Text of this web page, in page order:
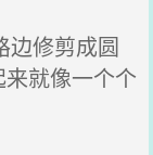
修剪成圆
就像一个个